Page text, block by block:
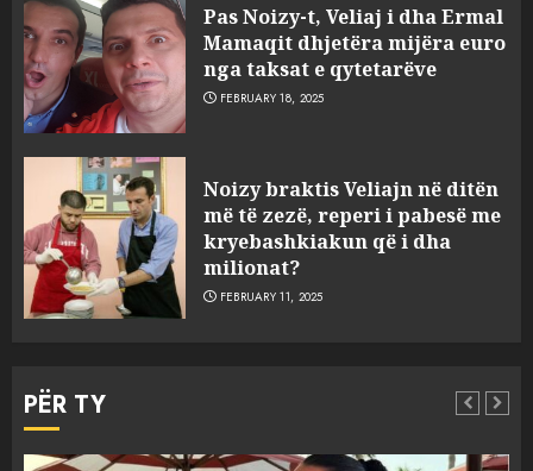
Pas Noizy-t, Veliaj i dha Ermal
Mamaqit dhjetëra mijëra euro
nga taksat e qytetarëve
FEBRUARY 18, 2025
Noizy braktis Veliajn në ditën
më të zezë, reperi i pabesë me
kryebashkiakun që i dha
milionat?
FEBRUARY 11, 2025
PËR TY
3
sulmuan “One Albania”,
ngjarja u fsheh. A u vodhën
serverat?
MARCH 25, 2025
4 MARCH 25, 2025